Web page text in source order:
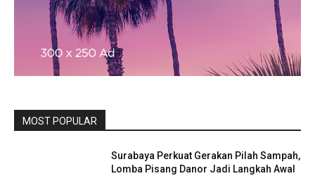
MOST POPULAR
Surabaya Perkuat Gerakan Pilah Sampah,
Lomba Pisang Danor Jadi Langkah Awal